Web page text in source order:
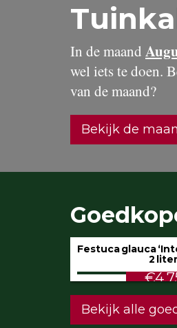
In de maand
wel iets te doen.
van de maand?
Bekijk de
Geranium
Bekijk alle